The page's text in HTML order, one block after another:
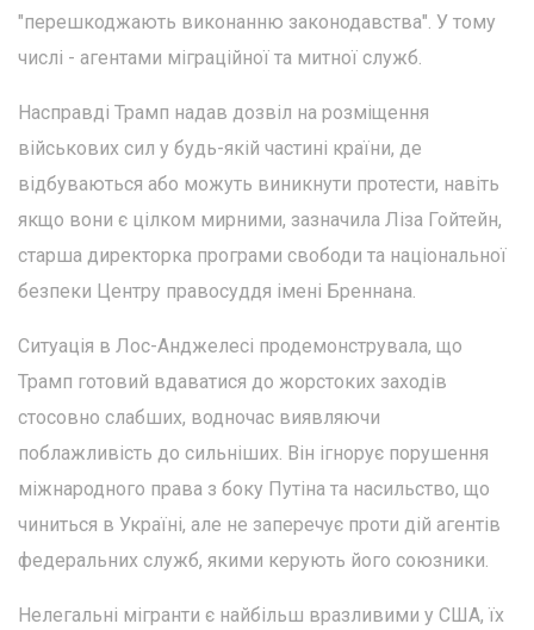
"перешкоджають виконанню законодавства". У тому
числі - агентами міграційної та митної служб.
Насправді Трамп надав дозвіл на розміщення
військових сил у будь-якій частині країни, де
відбуваються або можуть виникнути протести, навіть
якщо вони є цілком мирними, зазначила Ліза Гойтейн,
старша директорка програми свободи та національної
безпеки Центру правосуддя імені Бреннана.
Ситуація в Лос-Анджелесі продемонструвала, що
Трамп готовий вдаватися до жорстоких заходів
стосовно слабших, водночас виявляючи
поблажливість до сильніших. Він ігнорує порушення
міжнародного права з боку Путіна та насильство, що
чиниться в Україні, але не заперечує проти дій агентів
федеральних служб, якими керують його союзники.
Нелегальні мігранти є найбільш вразливими у США, їх